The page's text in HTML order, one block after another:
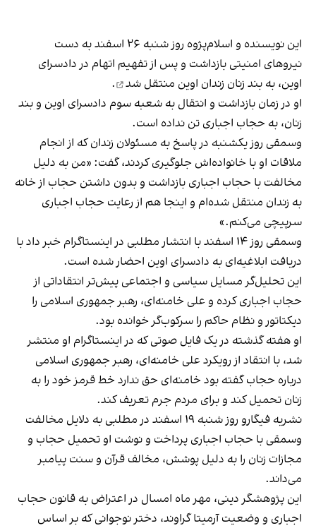
این نویسنده و اسلام‌پژوه روز شنبه ۲۶ اسفند به دست
نیروهای امنیتی بازداشت و پس از تفهیم اتهام در دادسرای
اوین، به بند زنان زندان اوین منتقل شد
.
او در زمان بازداشت و انتقال به شعبه سوم دادسرای اوین و بند
زنان، به حجاب اجباری تن نداده است.
وسمقی روز یکشنبه در پاسخ به مسئولان زندان که از انجام
ملاقات او با خانواده‌اش جلوگیری کردند، گفت: «من به دلیل
مخالفت با حجاب اجباری بازداشت و بدون داشتن حجاب از خانه
به زندان منتقل شده‌ام و اینجا هم از رعایت حجاب اجباری
سرپیچی می‌کنم.»
وسمقی روز ۱۴ اسفند با انتشار مطلبی در اینستاگرام
خبر دادبا
دریافت ابلاغیه‌ای به دادسرای اوین احضار شده است.
این تحلیل‌گر مسایل سیاسی و اجتماعی پیش‌تر انتقاداتی از
حجاب اجباری کرده و علی خامنه‌ای، رهبر جمهوری اسلامی را
دیکتاتور و نظام حاکم را سرکوب‌گر خوانده بود.
او هفته گذشته در یک فایل صوتی که در اینستاگرام او منتشر
شد، با انتقاد از رویکرد علی خامنه‌ای‌، رهبر جمهوری اسلامی
درباره حجاب گفته بود خامنه‌ای حق ندارد خط قرمز خود را به
زنان تحمیل کند و برای مردم جرم تعریف کند.
نشریه فیگارو روز شنبه ۱۹ اسفند در مطلبی به دلایل مخالفت
وسمقی با حجاب اجبارى پرداخت و نوشت او تحمیل حجاب و
مجازات زنان را به دلیل پوشش، مخالف قرآن و سنت پیامبر
می‌داند.
این پژوهشگر دینی، مهر ماه امسال در اعتراض به قانون حجاب
اجباری و وضعیت آرمیتا گراوند، دختر نوجوانی که بر اساس